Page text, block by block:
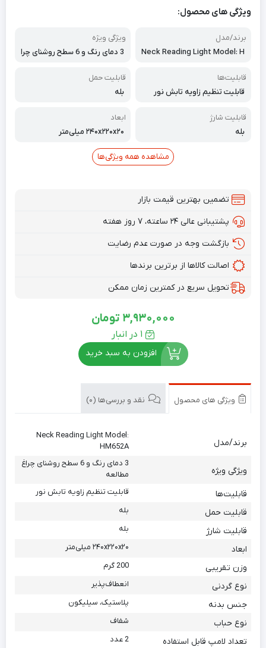
ویژگی های محصول:
برند/مدل
Neck Reading Light Model: H
ویژگی ویژه
3 دمای رنگ و 6 سطح روشنای چرا
قابلیت‌ها
قابلیت تنظیم زاویه تابش نور
قابلیت حمل
بله
قابلیت شارژ
بله
ابعاد
۲۴۰x۲۲۰x۲۰ میلی‌متر
مشاهده همه ویژگی‌ها
تضمین بهترین قیمت بازار
پشتیبانی عالی ۲۴ ساعته، ۷ روز هفته
بازگشت وجه در صورت عدم رضایت
اصالت کالاها از برترین برندها
تحویل سریع در کمترین زمان ممکن
3,930,000 تومان
1 در انبار
افزودن به سبد خرید
ویژگی های محصول نقد و بررسی‌ها (0)
برند/مدل
Neck Reading Light Model:
HM652A
ویژگی ویژه
3 دمای رنگ و 6 سطح روشنای چراغ
مطالعه
قابلیت‌ها قابلیت تنظیم زاویه تابش نور
قابلیت حمل بله
قابلیت شارژ بله
ابعاد ۲۴۰x۲۲۰x۲۰ میلی‌متر
وزن تقریبی 200 گرم
نوع گردنی انعطاف‌پذیر
جنس بدنه پلاستیک، سیلیکون
نوع حباب شفاف
تعداد لامپ قابل استفاده 2 عدد